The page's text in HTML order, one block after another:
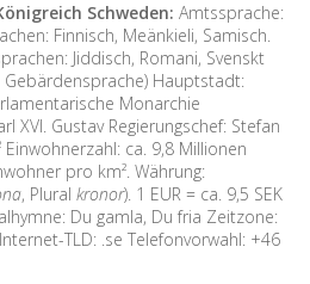
Schweden: Amtssprache:
Finnisch, Meänkieli, Samisch.
Jiddisch, Romani, Svenskt
Hauptstadt:
Monarchie
XVI. Gustav Regierungschef: Stefan
Einwohnerzahl: ca. 9,8 Millionen
pro km². Währung:
, Plural kronor). 1 EUR = ca. 9,5 SEK
Du gamla, Du fria Zeitzone:
TLD: .se Telefonvorwahl: +46